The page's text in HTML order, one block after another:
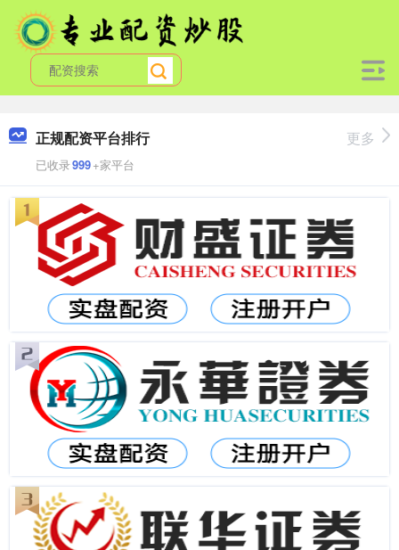
正规配资平台排行
已收录999+家平台
更多